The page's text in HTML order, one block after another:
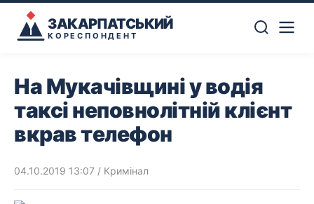
ЗАКАРПАТСЬКИЙ
КОРЕСПОНДЕНТ
На Мукачівщині у водія
таксі неповнолітній клієнт
вкрав телефон
04.10.2019 13:07 / Кримінал